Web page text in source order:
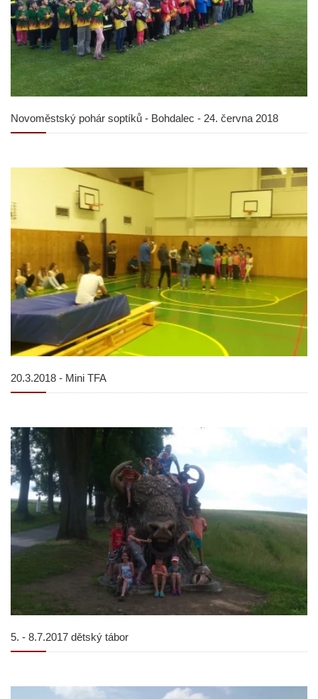
Novoměstský pohár soptíků - Bohdalec - 24. června 2018
20.3.2018 - Mini TFA
5. - 8.7.2017 dětský tábor